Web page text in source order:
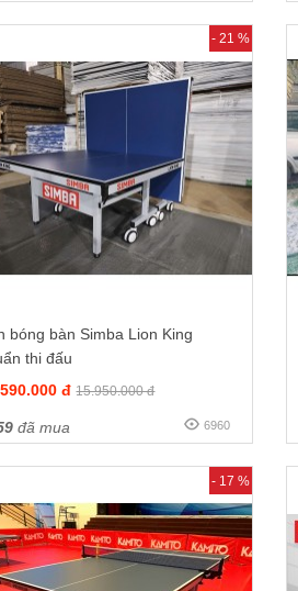
- 21 %
bóng bàn Simba Lion King
thi đấu
đ 15.950.000 đ
đã mua 6960
- 17 %